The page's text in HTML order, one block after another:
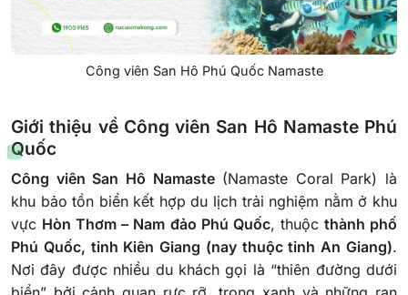
Công viên San Hô Phú Quốc Namaste
Giới thiệu về Công viên San Hô Namaste Phú
Quốc
Công viên San Hô Namaste(Namaste Coral Park) là
khu bảo tồn biển kết hợp du lịch trải nghiệm nằm ở khu
vực Hòn Thơm – Nam đảo Phú Quốc, thuộc thành phố
Phú Quốc, tỉnh Kiên Giang (nay thuộc tỉnh An Giang).
Nơi đây được nhiều du khách gọi là “thiên đường dưới